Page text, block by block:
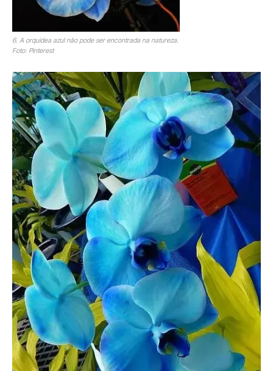
6. A orquídea azul não pode ser encontrada na natureza.
Foto: Pinterest